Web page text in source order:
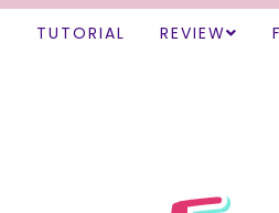
TUTORIAL REVIEW